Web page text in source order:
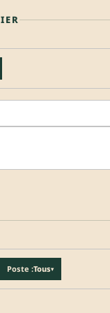
Poste :Tous▾